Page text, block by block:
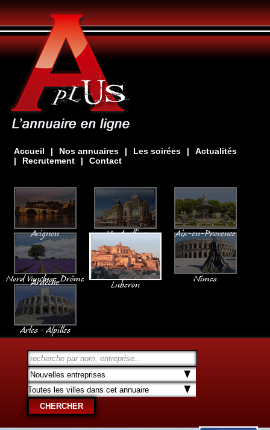
Accueil | Nos annuaires | Les soirées |
Actualités
|
Recrutement | Contact
Avignon Montpellier Aix-en-Provence
Nord Vaucluse, Drôme
Ardèche
Luberon
Nîmes
Arles - Alpilles